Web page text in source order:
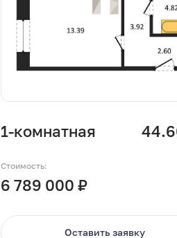
1-комнатная
Стоимость:
6 789 000 ₽
Оставить заявку